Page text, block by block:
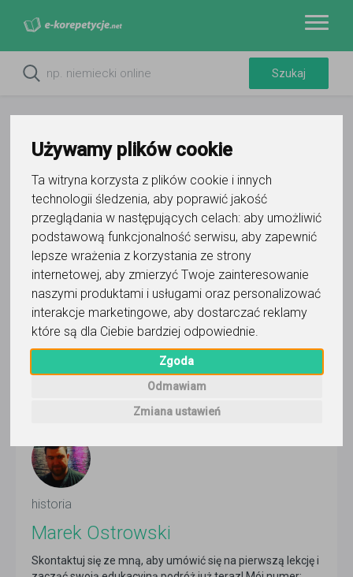
Używamy plików cookie
Ta witryna korzysta z plików cookie i innych
technologii śledzenia, aby poprawić jakość
przeglądania w następujących celach: aby umożliwić
podstawową funkcjonalność serwisu, aby zapewnić
lepsze wrażenia z korzystania ze strony
internetowej, aby zmierzyć Twoje zainteresowanie
naszymi produktami i usługami oraz personalizować
interakcje marketingowe, aby dostarczać reklamy
które są dla Ciebie bardziej odpowiednie.
Zgoda
Odmawiam
Zmiana ustawień
Filtry
Wyczyść wszystko
Sortuj:Trafność
historia
Marek Ostrowski
Skontaktuj się ze mną, aby umówić się na pierwszą lekcję i